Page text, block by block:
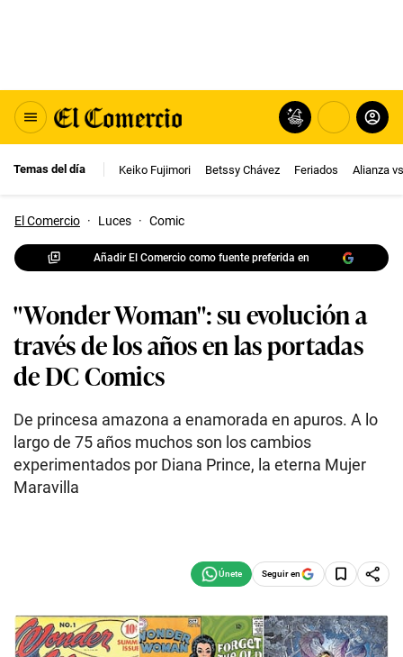
Temas del día Keiko Fujimori Betssy Chávez Feriados Alianza
El Comercio · Luces · Comic
Añadir El Comercio como fuente preferida en
"Wonder Woman": su evolución a
través de los años en las portadas
de DC Comics
De princesa amazona a enamorada en apuros. A lo
largo de 75 años muchos son los cambios
experimentados por Diana Prince, la eterna Mujer
Maravilla
Seguir en